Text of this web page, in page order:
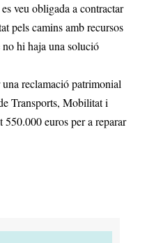
veu obligada a contractar
pels camins amb recursos
no hi haja una solució
reclamació patrimonial
Transports, Mobilitat i
euros per a reparar